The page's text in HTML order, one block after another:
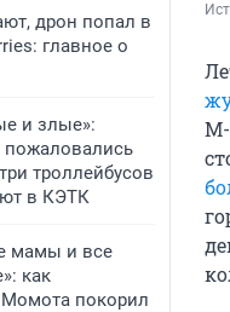
дрон попал в
главное о
и злые»:
пожаловались
троллейбусов
в КЭТК
мамы и все
как
покорил
М-